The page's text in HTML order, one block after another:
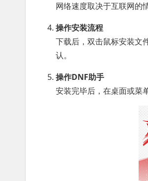
网络速度取决于互联网的
操作安装流程
下载后，双击鼠标安装文
认。
操作DNF助手
安装完毕后，在桌面或菜